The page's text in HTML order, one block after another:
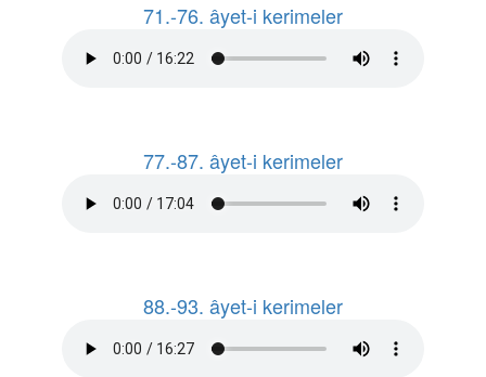
71.-76. âyet-i kerimeler
77.-87. âyet-i kerimeler
88.-93. âyet-i kerimeler